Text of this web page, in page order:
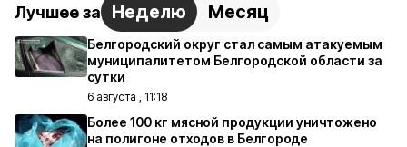
Лучшее за Неделю Месяц
Белгородский округ стал самым атакуемым
муниципалитетом Белгородской области за
сутки
6 августа , 11:18
Более 100 кг мясной продукции уничтожено
на полигоне отходов в Белгороде